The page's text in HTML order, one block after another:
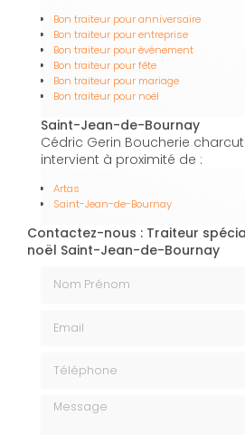
Bon traiteur pour anniversaire
Bon traiteur pour entreprise
Bon traiteur pour événement
Bon traiteur pour fête
Bon traiteur pour mariage
Bon traiteur pour noël
Saint-Jean-de-Bournay
Cédric Gerin Boucherie
intervient à proximité de :
Artas
Saint-Jean-de-Bournay
Contactez-nous : Traiteur
noël Saint-Jean-de-Bournay
Message